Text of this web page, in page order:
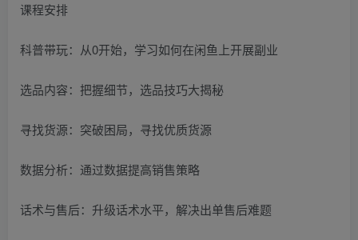
课程安排
科普带玩：从0开始，学习如何在闲鱼上开展副业
选品内容：把握细节，选品技巧大揭秘
寻找货源：突破困局，寻找优质货源
数据分析：通过数据提高销售策略
话术与售后：升级话术水平，解决出单售后难题